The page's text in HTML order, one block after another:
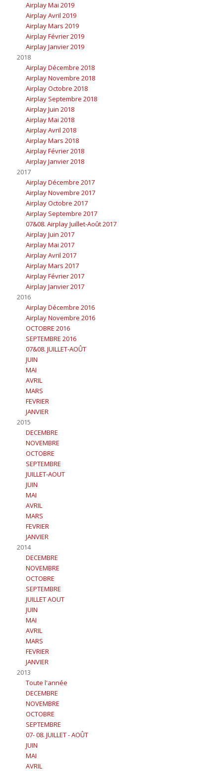
Airplay Mai 2019
Airplay Avril 2019
Airplay Mars 2019
Airplay Février 2019
Airplay Janvier 2019
2018
Airplay Décembre 2018
Airplay Novembre 2018
Airplay Octobre 2018
Airplay Septembre 2018
Airplay Juin 2018
Airplay Mai 2018
Airplay Avril 2018
Airplay Mars 2018
Airplay Février 2018
Airplay Janvier 2018
2017
Airplay Décembre 2017
Airplay Novembre 2017
Airplay Octobre 2017
Airplay Septembre 2017
07&08. Airplay Juillet-Août 2017
Airplay Juin 2017
Airplay Mai 2017
Airplay Avril 2017
Airplay Mars 2017
Airplay Février 2017
Airplay Janvier 2017
2016
Airplay Décembre 2016
Airplay Novembre 2016
OCTOBRE 2016
SEPTEMBRE 2016
07&08. JUILLET-AOÛT
JUIN
MAI
AVRIL
MARS
FEVRIER
JANVIER
2015
DECEMBRE
NOVEMBRE
OCTOBRE
SEPTEMBRE
JUILLET-AOUT
JUIN
MAI
AVRIL
MARS
FEVRIER
JANVIER
2014
DECEMBRE
NOVEMBRE
OCTOBRE
SEPTEMBRE
JUILLET AOUT
JUIN
MAI
AVRIL
MARS
FEVRIER
JANVIER
2013
Toute l'année
DECEMBRE
NOVEMBRE
OCTOBRE
SEPTEMBRE
07- 08. JUILLET - AOÛT
JUIN
MAI
AVRIL